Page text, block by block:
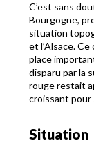
C’est sans
Bourgogne,
situation
et l’Alsace.
place
disparu par la
rouge restait
croissant pour
Situation